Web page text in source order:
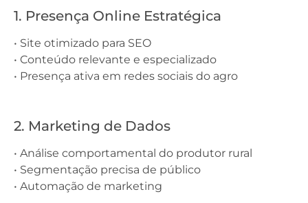
1. Presença Online Estratégica
• Site otimizado para SEO
• Conteúdo relevante e especializado
• Presença ativa em redes sociais do agro
2. Marketing de Dados
• Análise comportamental do produtor rural
• Segmentação precisa de público
• Automação de marketing